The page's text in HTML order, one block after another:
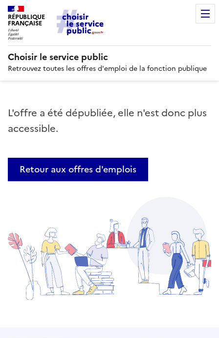
RÉPUBLIQUE
FRANÇAISE
Choisir le service public
Retrouvez toutes les offres d'emploi de la fonction publique
L'offre a été dépubliée, elle n'est donc plus
accessible.
Retour aux offres d'emplois